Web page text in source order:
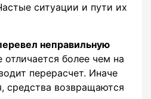
ситуации и пути их
неправильную
отличается более чем на
перерасчет. Иначе
средства возвращаются